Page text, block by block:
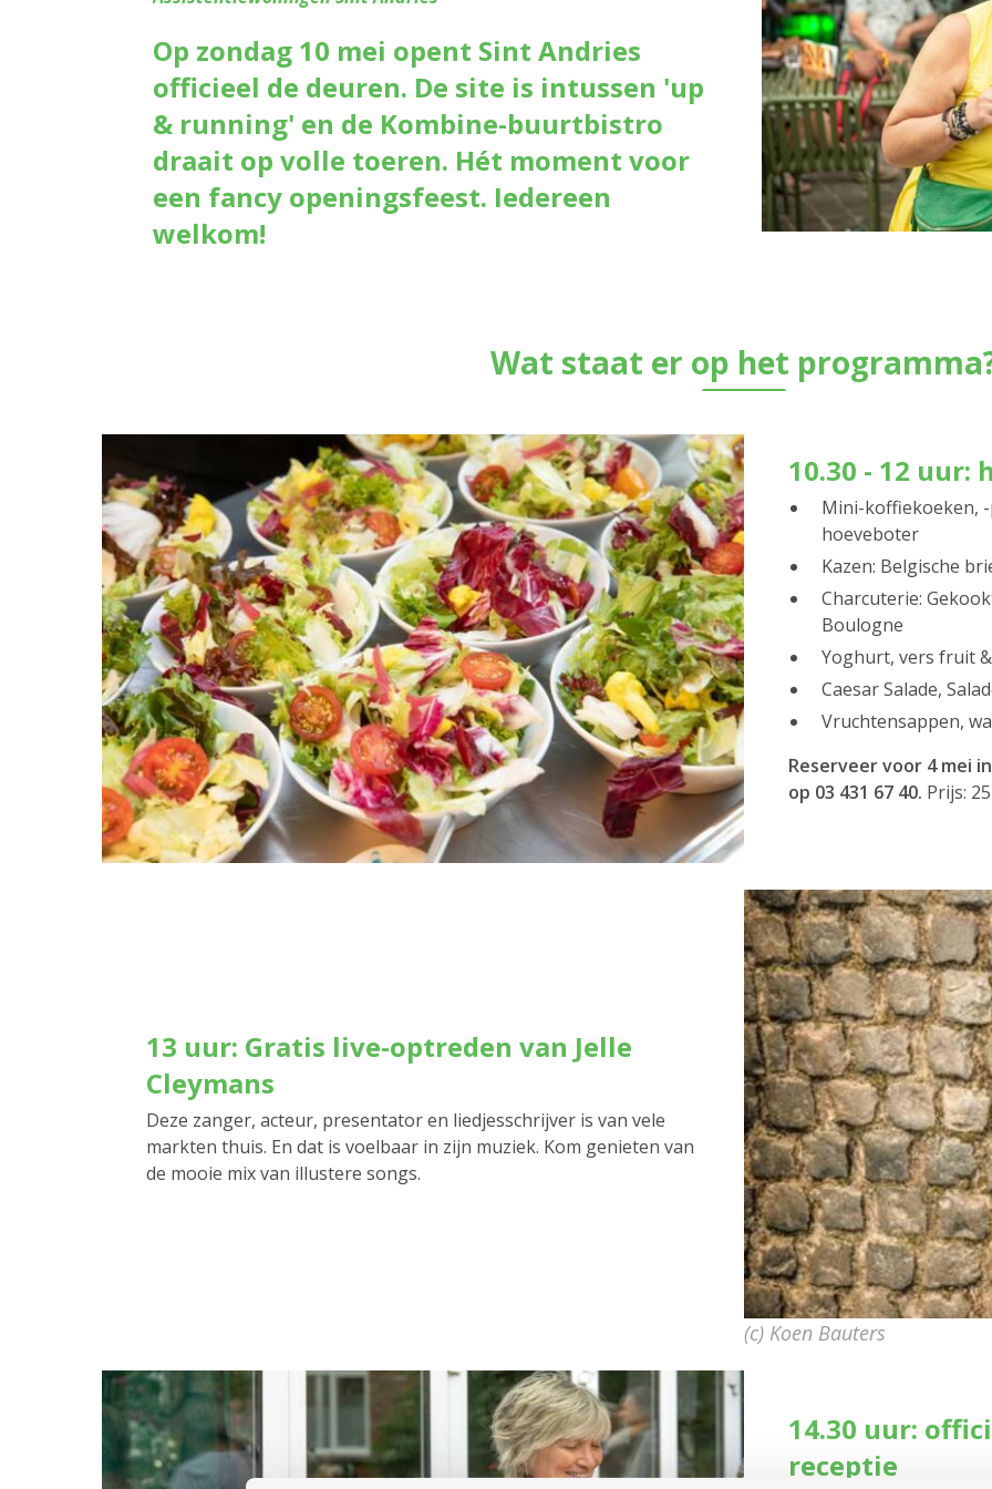
Op zondag 10 mei opent Sint Andries
officieel de deuren. De site is intussen 'up
& running' en de Kombine-buurtbistro
draait op volle toeren. Hét moment voor
een fancy openingsfeest. Iedereen
welkom!
Wat staat er op het
10.30 - 12
Mini-koffiekoeken,
hoeveboter
Kazen: Belgische
Charcuterie:
Boulogne
Yoghurt, vers fruit
Caesar Salade,
Vruchtensappen,
Reserveer voor 4 mei
op 03 431 67 40. Prijs:
13 uur: Gratis live-optreden van Jelle
Cleymans
Deze zanger, acteur, presentator en liedjesschrijver is van vele
markten thuis. En dat is voelbaar in zijn muziek. Kom genieten van
de mooie mix van illustere songs.
(c) Koen Bauters
14.30 uur:
receptie